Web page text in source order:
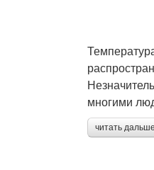
многими
читать